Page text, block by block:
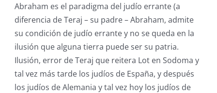
Abraham es el paradigma del judío errante (a
diferencia de Teraj – su padre – Abraham, admite
su condición de judío errante y no se queda en la
ilusión que alguna tierra puede ser su patria.
Ilusión, error de Teraj que reitera Lot en Sodoma y
tal vez más tarde los judíos de España, y después
los judíos de Alemania y tal vez hoy los judíos de